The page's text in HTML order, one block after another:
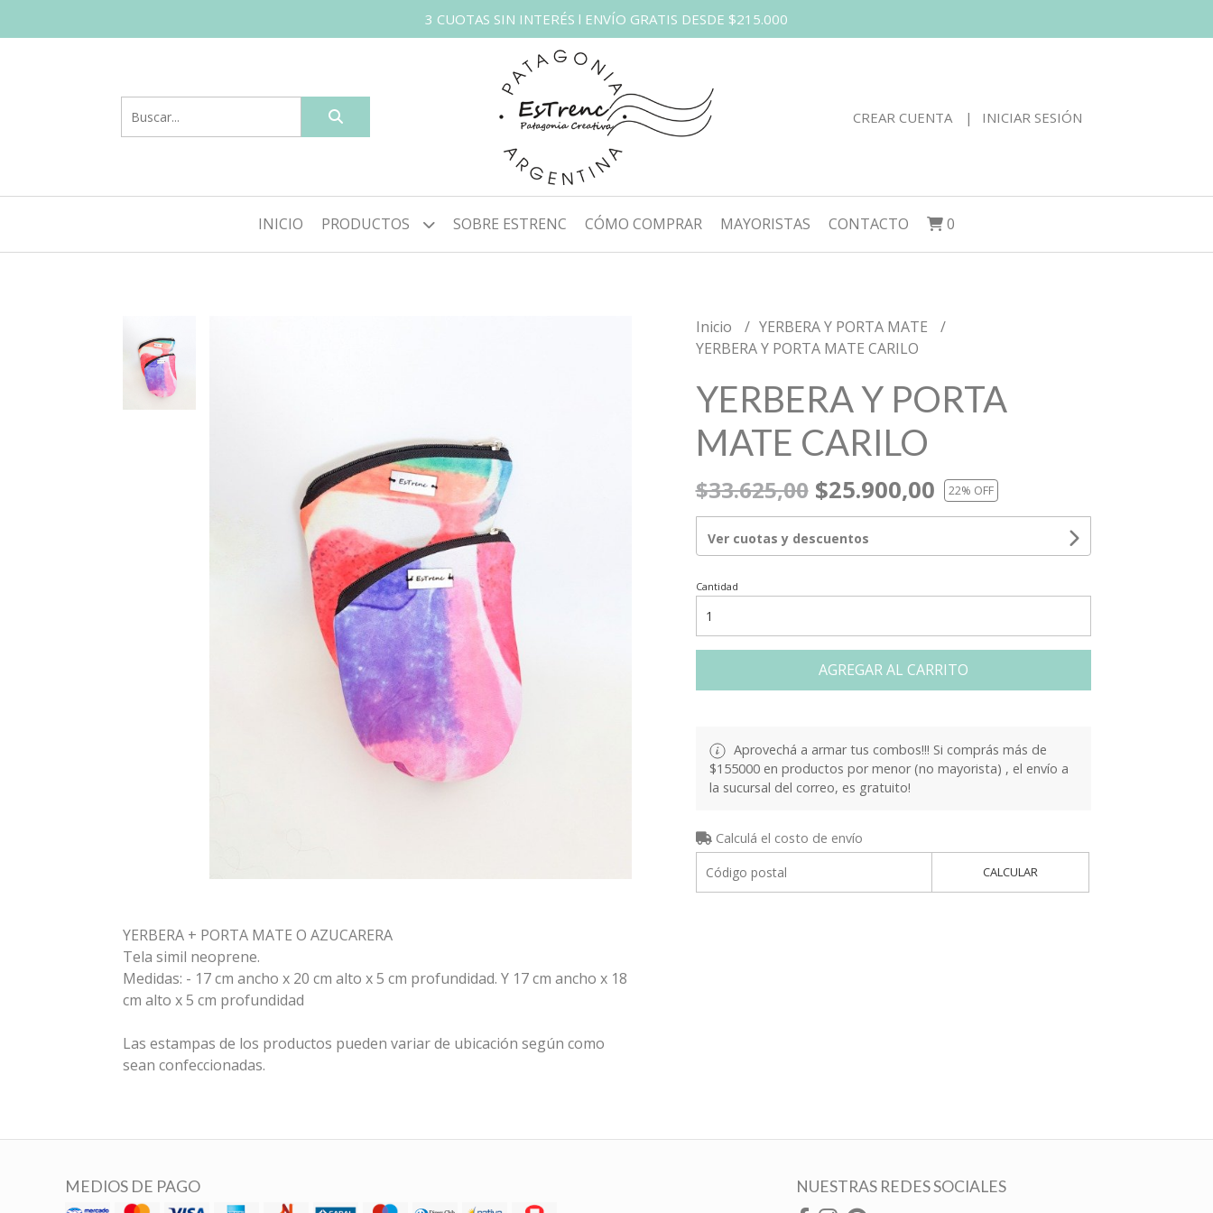
3 CUOTAS SIN INTERÉS l ENVÍO GRATIS DESDE $215.000
CREAR CUENTA INICIAR SESIÓN
INICIO PRODUCTOS SOBRE ESTRENC CÓMO COMPRAR MAYORISTAS CONTACTO 0
YERBERA + PORTA MATE O AZUCARERA
Tela simil neoprene.
Medidas: - 17 cm ancho x 20 cm alto x 5 cm profundidad. Y 17 cm ancho x 18
cm alto x 5 cm profundidad
Las estampas de los productos pueden variar de ubicación según como
sean confeccionadas.
Inicio
YERBERA Y PORTA MATE
YERBERA Y PORTA MATE CARILO
YERBERA Y PORTA
MATE CARILO
$33.625,00$25.900,00 22% OFF
Ver cuotas y descuentos
Cantidad
AGREGAR AL CARRITO
Aprovechá a armar tus combos!!! Si comprás más de
$155000 en productos por menor (no mayorista) , el envío a
la sucursal del correo, es gratuito!
Calculá el costo de envío
CALCULAR
MEDIOS DE PAGO NUESTRAS REDES SOCIALES